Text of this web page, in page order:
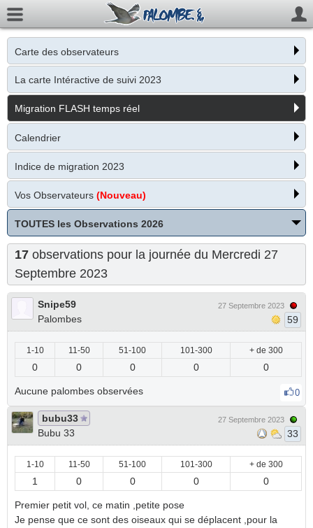
Carte des observateurs
La carte Intéractive de suivi 2023
Migration FLASH temps réel
Calendrier
Indice de migration 2023
Vos Observateurs (Nouveau)
TOUTES les Observations 2026
17 observations pour la journée du Mercredi 27
Septembre 2023
Snipe59
Palombes
27 Septembre 2023
59
1-10 11-50 51-100 101-300 + de 300
0 0 0 0 0
Aucune palombes observées 0
bubu33
Bubu 33
27 Septembre 2023
33
1-10 11-50 51-100 101-300 + de 300
1 0 0 0 0
Premier petit vol, ce matin ,petite pose
Je pense que ce sont des oiseaux qui se déplacent ,pour la